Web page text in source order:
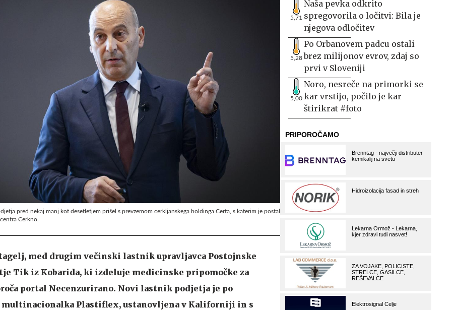
pred nekaj manj kot desetletjem prišel s prevzemom cerkljanskega holdinga Certa, s katerim je postal
Cerkno.
med drugim večinski lastnik upravljavca Postojnske
Tik iz Kobarida, ki izdeluje medicinske pripomočke za
portal Necenzurirano. Novi lastnik podjetja je po
Plastiflex, ustanovljena v Kaliforniji in s
5,71
Naša pevka odkrito
spregovorila o ločitvi: Bila je
njegova odločitev
5,28
Po Orbanovem padcu ostali
brez milijonov evrov, zdaj so
prvi v Sloveniji
5,00
Noro, nesreče na primorki se
kar vrstijo, počilo je kar
štirikrat #foto